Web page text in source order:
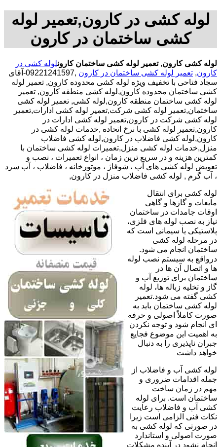
لوله کشی در کارون,تعمیر لوله
کشی ساختمان در کارون
لوله کشی کارون,تعمیر لوله کشی ساختمان کارونلوله کشی در
کارون, تعمیر لوله کشی ساختمان در کارون
,09221241597-آقای
سجاد فتاحی با تخفیف ویژه لوله کشی محدوده کارون, تعمیر لوله
کشی ساختمان محدوده کارون,لوله کشی منطقه کارون, تعمیر
لوله کشی ساختمان منطقه کارون,لوله کشی, تعمیر لوله کشی
ساختمان,تعمیر لوله کشی شرکت,تعمیر لوله کشی ادارات,تعمیر
لوله کشی شرکت در کارون,تعمیر لوله کشی ادارات در
کارون,تعمیر لوله کشی با نرخ اتحاده ,خدمات لوله کشی در
کارون,لوله کشی فاضلاب در کارون,لوله کشی فاضلاب
منزل,خدمات لوله کشی منزل,تعمیرات لوله کشی ساختمان با
کمترین هزینه و در سریع ترین زمان ، انواع تعمیرات ، نصب و
تعویض لوله کشی های آب ، شوفاژ ، موتورخانه ، فاضلاب ، آب سرد
، آب گرم , لوله کشی فاضلاب منزل در کارون,
لوله کشی برای انتقال
مایعات و گازها و گاهی
اوقات جامدات در ساختمان
نیاز به نصب لوله های فلزی،
پلاستیکی یا سیمانی است که
در مرحله لوله کشی
ساختمان انجام می شود.
درواقع به سیستم نصب لوله
ها و اتصال آن ها در
ساختمان برای توزیع آب و
گاز و تخلیه زباله ها، لوله
کشی گفته می شود.تعمیر
لوله کشی ساختمان باید به
صورت کاملاً اصولی و حرفه
ای انجام شود و توجه نکردن
به اهمیت این موضوع فجایع
جبران ناپذیری را به دنبال
خواهد داشت
لوله کشی آب و فاضلاب از
جمله اقدامات ضروری و
مهم در زمان ساخت
ساختمان است. برای لوله
کشی آب و فاضلاب رعایت
نکات فنی الزامی است زیرا
در صورتی که لوله کشی به
صورت اصولی و استاندارد
انجام نشود در آینده مشکلات